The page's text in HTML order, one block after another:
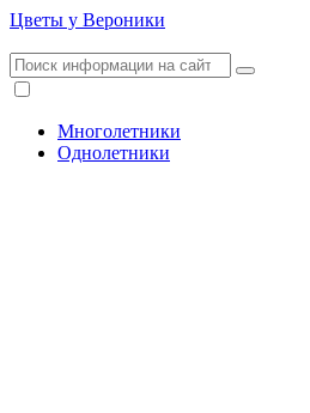
Цветы у Вероники
Многолетники
Однолетники